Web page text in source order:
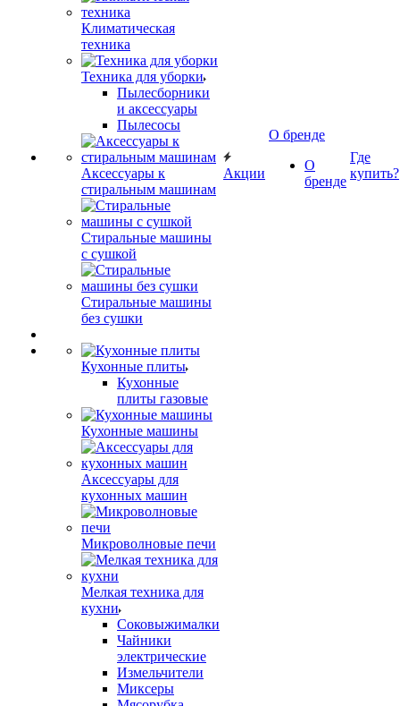
Климатическая
техника
Техника для уборки
Пылесборники
и аксессуары
Пылесосы
Аксессуары к
стиральным машинам
Стиральные машины
с сушкой
Стиральные машины
без сушки
Кухонные плиты
Кухонные
плиты газовые
Кухонные машины
Аксессуары для
кухонных машин
Микроволновые печи
Мелкая техника для
кухни
Соковыжималки
Чайники
электрические
Измельчители
Миксеры
Акции
О бренде
О
бренде
Где
купить?